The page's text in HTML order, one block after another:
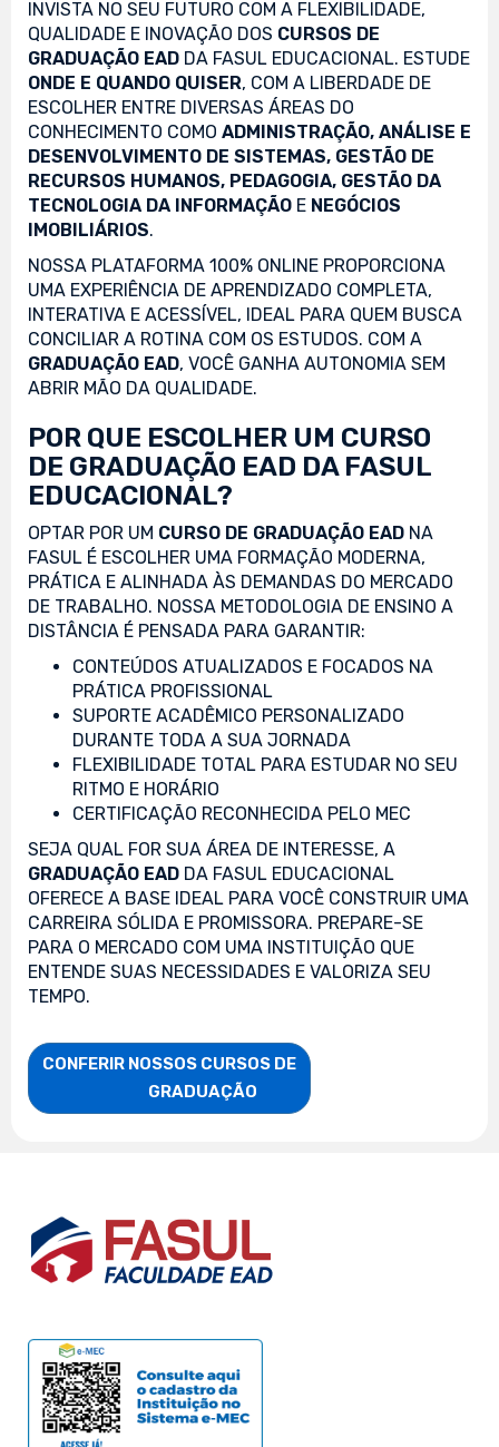
INVISTA NO SEU FUTURO COM A FLEXIBILIDADE,
QUALIDADE E INOVAÇÃO DOS CURSOS DE
GRADUAÇÃO EAD DA FASUL EDUCACIONAL. ESTUDE
ONDE E QUANDO QUISER, COM A LIBERDADE DE
ESCOLHER ENTRE DIVERSAS ÁREAS DO
CONHECIMENTO COMO ADMINISTRAÇÃO, ANÁLISE E
DESENVOLVIMENTO DE SISTEMAS, GESTÃO DE
RECURSOS HUMANOS, PEDAGOGIA, GESTÃO DA
TECNOLOGIA DA INFORMAÇÃO E NEGÓCIOS
IMOBILIÁRIOS.
NOSSA PLATAFORMA 100% ONLINE PROPORCIONA
UMA EXPERIÊNCIA DE APRENDIZADO COMPLETA,
INTERATIVA E ACESSÍVEL, IDEAL PARA QUEM BUSCA
CONCILIAR A ROTINA COM OS ESTUDOS. COM A
GRADUAÇÃO EAD, VOCÊ GANHA AUTONOMIA SEM
ABRIR MÃO DA QUALIDADE.
POR QUE ESCOLHER UM CURSO
DE GRADUAÇÃO EAD DA FASUL
EDUCACIONAL?
OPTAR POR UM CURSO DE GRADUAÇÃO EAD NA
FASUL É ESCOLHER UMA FORMAÇÃO MODERNA,
PRÁTICA E ALINHADA ÀS DEMANDAS DO MERCADO
DE TRABALHO. NOSSA METODOLOGIA DE ENSINO A
DISTÂNCIA É PENSADA PARA GARANTIR:
CONTEÚDOS ATUALIZADOS E FOCADOS NA
PRÁTICA PROFISSIONAL
SUPORTE ACADÊMICO PERSONALIZADO
DURANTE TODA A SUA JORNADA
FLEXIBILIDADE TOTAL PARA ESTUDAR NO SEU
RITMO E HORÁRIO
CERTIFICAÇÃO RECONHECIDA PELO MEC
SEJA QUAL FOR SUA ÁREA DE INTERESSE, A
GRADUAÇÃO EAD DA FASUL EDUCACIONAL
OFERECE A BASE IDEAL PARA VOCÊ CONSTRUIR UMA
CARREIRA SÓLIDA E PROMISSORA. PREPARE-SE
PARA O MERCADO COM UMA INSTITUIÇÃO QUE
ENTENDE SUAS NECESSIDADES E VALORIZA SEU
TEMPO.
CONFERIR NOSSOS CURSOS DE
                    GRADUAÇÃO